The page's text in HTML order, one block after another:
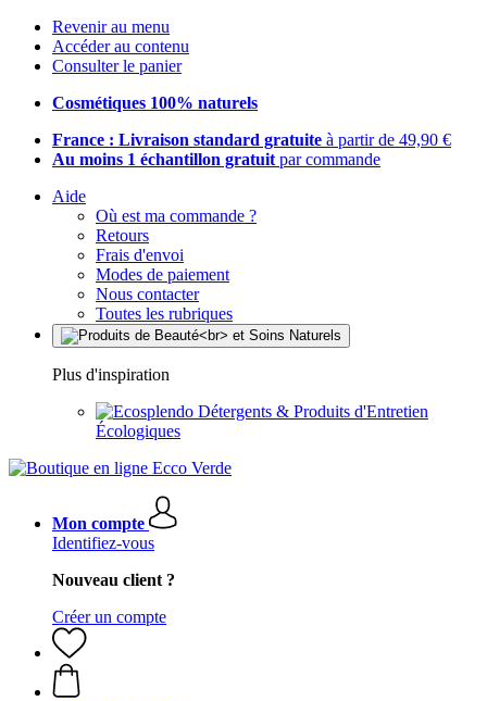
Revenir au menu
Accéder au contenu
Consulter le panier
Cosmétiques 100% naturels
France : Livraison standard gratuite à partir de 49,90 €
Au moins 1 échantillon gratuit par commande
Aide
Où est ma commande ?
Retours
Frais d'envoi
Modes de paiement
Nous contacter
Toutes les rubriques
Plus d'inspiration
Détergents & Produits d'Entretien
Écologiques
Mon compte
Identifiez-vous
Nouveau client ?
Créer un compte